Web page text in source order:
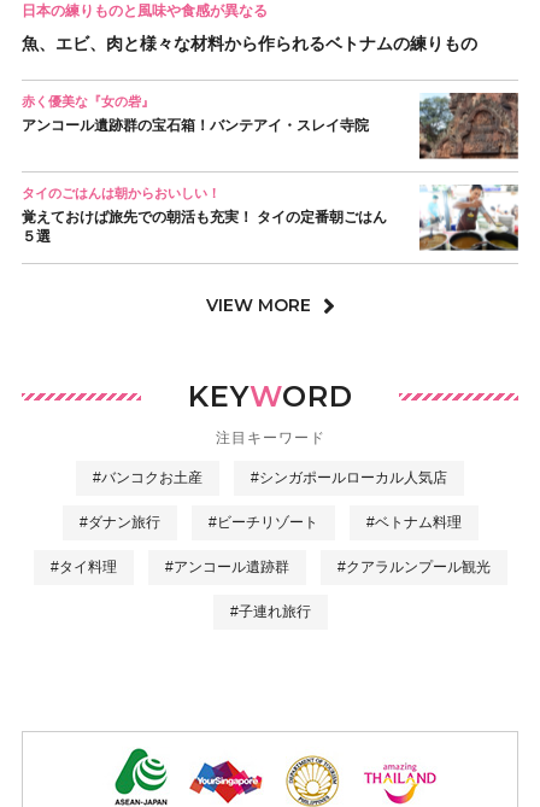
日本の練りものと風味や食感が異なる
魚、エビ、肉と様々な材料から作られるベトナムの練りもの
赤く優美な『女の砦』
アンコール遺跡群の宝石箱！バンテアイ・スレイ寺院
タイのごはんは朝からおいしい！
覚えておけば旅先での朝活も充実！ タイの定番朝ごはん
５選
VIEW MORE
KEYWORD
注目キーワード
#バンコクお土産 #シンガポールローカル人気店
#ダナン旅行 #ビーチリゾート #ベトナム料理
#タイ料理 #アンコール遺跡群 #クアラルンプール観光
#子連れ旅行